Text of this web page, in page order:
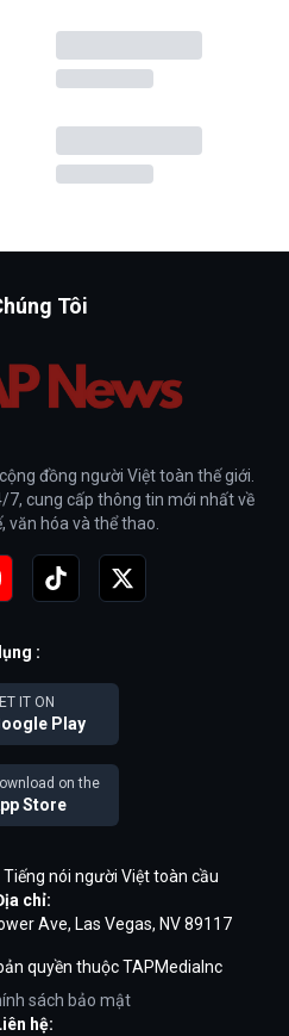
Tôi
đồng người Việt toàn thế giới.
cung cấp thông tin mới nhất về
văn hóa và thể thao.
:
IT ON
Play
on the
Store
Tiếng nói người Việt toàn cầu
chỉ:
Ave, Las Vegas, NV 89117
quyền thuộc TAPMediaInc
sách bảo mật
hệ: